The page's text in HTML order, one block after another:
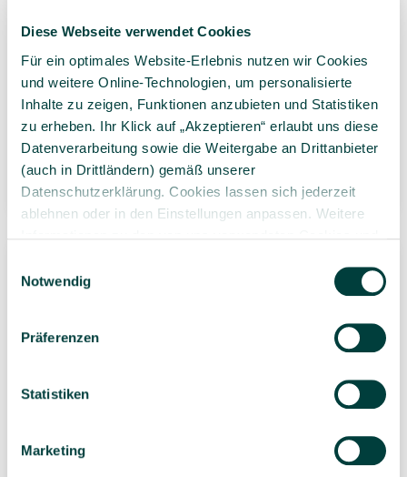
Diese Webseite verwendet Cookies
Für ein optimales Website-Erlebnis nutzen wir Cookies
und weitere Online-Technologien, um personalisierte
Inhalte zu zeigen, Funktionen anzubieten und Statistiken
zu erheben. Ihr Klick auf „Akzeptieren“ erlaubt uns diese
Datenverarbeitung sowie die Weitergabe an Drittanbieter
(auch in Drittländern) gemäß unserer
Datenschutzerklärung. Cookies lassen sich jederzeit
ablehnen oder in den Einstellungen anpassen. Weitere
schutz­erklärung
Notwendig
Präferenzen
Statistiken
Marketing
Henkelbecher 0,2 l, 6
Stk.
29,99 €*
6 Stück(5,00 €* / 1
Stück)
8 Varianten wählbar
Untertasse, 6 Stk.
23,99 €*
6 Stück(4,00 €* / 1
8 Varianten wählbar
KINDERZEUG Essteller